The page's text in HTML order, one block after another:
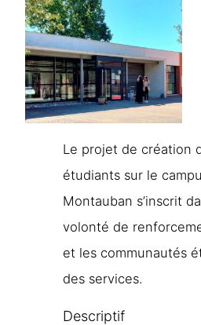
Le projet de création
étudiants sur le
Montauban s’inscrit
volonté de
et les communautés
des services.
Descriptif